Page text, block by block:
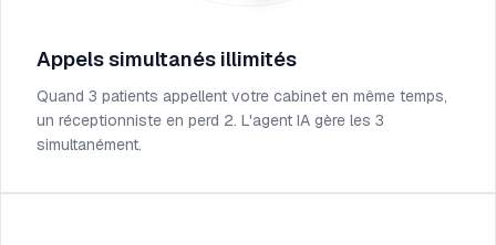
Appels simultanés illimités
Quand 3 patients appellent votre cabinet en même temps,
un réceptionniste en perd 2. L'agent IA gère les 3
simultanément.